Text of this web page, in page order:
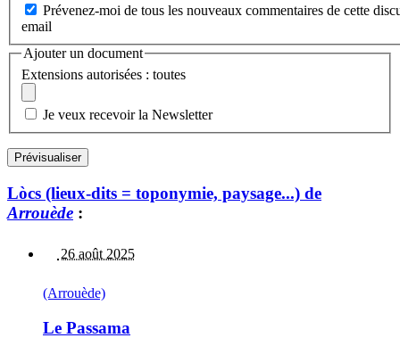
Prévenez-moi de tous les nouveaux commentaires de cette
email
Ajouter un document
Extensions autorisées : toutes
Je veux recevoir la Newsletter
Lòcs (lieux-dits = toponymie, paysage...) de
Arrouède :
26 août 2025
(Arrouède)
Le Passama